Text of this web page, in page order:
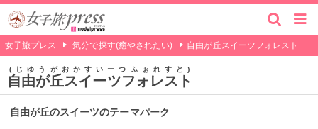
女子旅プレス 気分で探す(癒やされたい) 自由が丘スイーツフォレスト
自由が丘スイーツフォレスト
じゆうがおかすいーつふぉれすと
自由が丘のスイーツのテーマパーク